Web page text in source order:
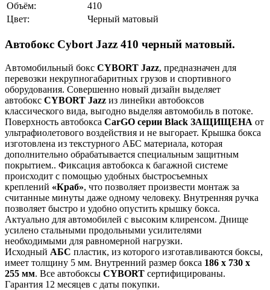
Объём:
410
Цвет:
Черный матовый
Автобокс Cybort Jazz 410 черный матовый.
Автомобильный бокс CYBORT Jazz, предназначен для
перевозки некрупногабаритных грузов и спортивного
оборудования. Совершенно новый дизайн выделяет
автобокс CYBORT Jazz из линейки автобоксов
классического вида, выгодно выделяя автомобиль в потоке.
Поверхность автобокса CarGO серии Black ЗАЩИЩЕНА от
ультрафиолетового воздействия и не выгорает. Крышка бокса
изготовлена из текстурного АБС материала, которая
дополнительно обрабатывается специальным защитным
покрытием.. Фиксация автобокса к багажной системе
происходит с помощью удобных быстросъемных
креплений «Краб», что позволяет произвести монтаж за
считанные минуты даже одному человеку. Внутренняя ручка
позволяет быстро и удобно опустить крышку бокса.
Актуально для автомобилей с высоким клиренсом. Днище
усилено стальными продольными усилителями
необходимыми для равномерной нагрузки.
Исходный АБС пластик, из которого изготавливаются боксы,
имеет толщину 5 мм. Внутренний размер бокса 186 x 730 x
255 мм. Все автобоксы CYBORT сертифицированы.
Гарантия 12 месяцев с даты покупки.